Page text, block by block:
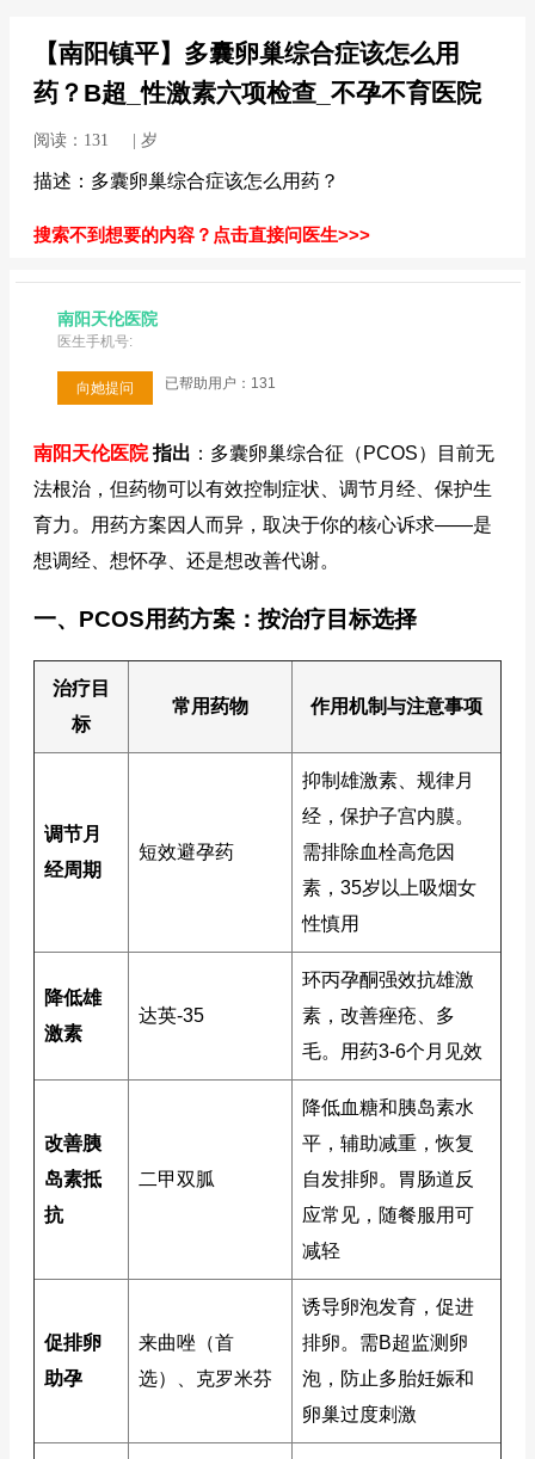
【南阳镇平】多囊卵巢综合症该怎么用
药？B超_性激素六项检查_不孕不育医院
阅读：131 | 岁
描述：多囊卵巢综合症该怎么用药？
搜索不到想要的内容？点击直接问医生>>>
南阳天伦医院
医生手机号:
向她提问 已帮助用户：131
南阳天伦医院指出 ：多囊卵巢综合征（PCOS）目前无
法根治，但药物可以有效控制症状、调节月经、保护生
育力。用药方案因人而异，取决于你的核心诉求——是
想调经、想怀孕、还是想改善代谢。
一、PCOS用药方案：按治疗目标选择
治疗目
标
常用药物 作用机制与注意事项
调节月
经周期
短效避孕药
抑制雄激素、规律月
经，保护子宫内膜。
需排除血栓高危因
素，35岁以上吸烟女
性慎用
降低雄
激素
达英-35
环丙孕酮强效抗雄激
素，改善痤疮、多
毛。用药3-6个月见效
改善胰
岛素抵
抗
二甲双胍
降低血糖和胰岛素水
平，辅助减重，恢复
自发排卵。胃肠道反
应常见，随餐服用可
减轻
促排卵
助孕
来曲唑（首
选）、克罗米芬
诱导卵泡发育，促进
排卵。需B超监测卵
泡，防止多胎妊娠和
卵巢过度刺激